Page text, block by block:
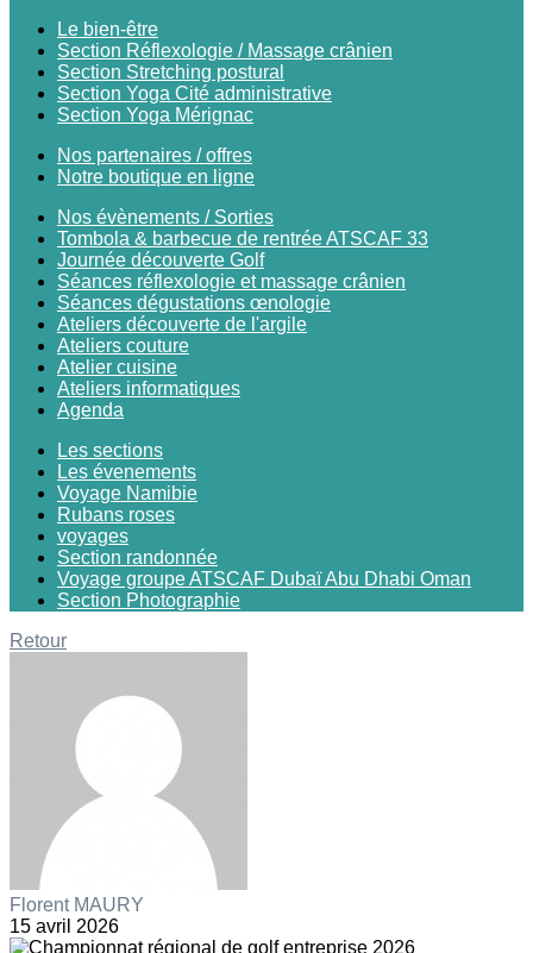
Le bien-être
Section Réflexologie / Massage crânien
Section Stretching postural
Section Yoga Cité administrative
Section Yoga Mérignac
Nos partenaires / offres
Notre boutique en ligne
Nos évènements / Sorties
Tombola & barbecue de rentrée ATSCAF 33
Journée découverte Golf
Séances réflexologie et massage crânien
Séances dégustations œnologie
Ateliers découverte de l'argile
Ateliers couture
Atelier cuisine
Ateliers informatiques
Agenda
Les sections
Les évenements
Voyage Namibie
Rubans roses
voyages
Section randonnée
Voyage groupe ATSCAF Dubaï Abu Dhabi Oman
Section Photographie
Retour
Florent MAURY
15 avril 2026